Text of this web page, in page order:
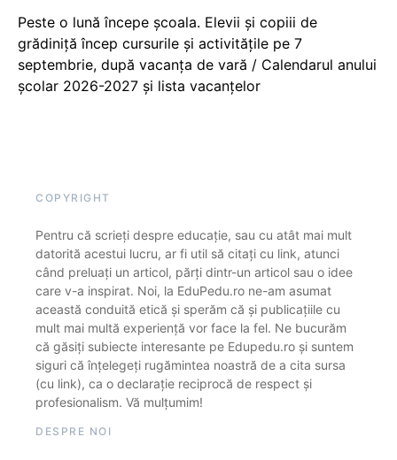
Peste o lună începe școala. Elevii și copiii de
grădiniță încep cursurile și activitățile pe 7
septembrie, după vacanța de vară / Calendarul anului
școlar 2026-2027 și lista vacanțelor
COPYRIGHT
Pentru că scrieți despre educație, sau cu atât mai mult
datorită acestui lucru, ar fi util să citați cu link, atunci
când preluați un articol, părți dintr-un articol sau o idee
care v-a inspirat. Noi, la EduPedu.ro ne-am asumat
această conduită etică și sperăm că și publicațiile cu
mult mai multă experiență vor face la fel. Ne bucurăm
că găsiți subiecte interesante pe Edupedu.ro și suntem
siguri că înțelegeți rugămintea noastră de a cita sursa
(cu link), ca o declarație reciprocă de respect și
profesionalism. Vă mulțumim!
DESPRE NOI